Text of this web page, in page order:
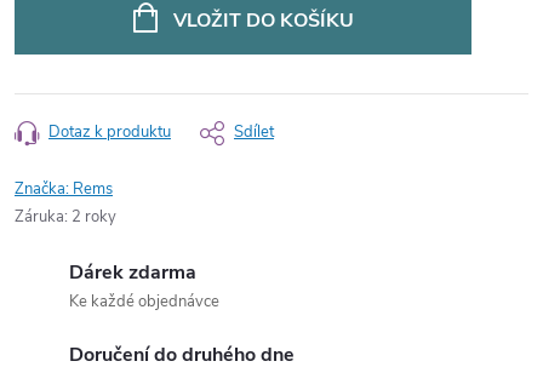
VLOŽIT DO KOŠÍKU
Dotaz k produktu Sdílet
Značka: Rems
Záruka: 2 roky
Dárek zdarma
Ke každé objednávce
Doručení do druhého dne